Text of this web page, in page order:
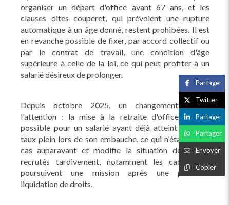
organiser un départ d'office avant 67 ans, et les
clauses dites couperet, qui prévoient une rupture
automatique à un âge donné, restent prohibées. Il est
en revanche possible de fixer, par accord collectif ou
par le contrat de travail, une condition d'âge
supérieure à celle de la loi, ce qui peut profiter à un
salarié désireux de prolonger.
Depuis octobre 2025, un changement mérite
l'attention : la mise à la retraite d'office devient
possible pour un salarié ayant déjà atteint l'âge du
taux plein lors de son embauche, ce qui n'était pas le
cas auparavant et modifie la situation des actifs
recrutés tardivement, notamment les cadres qui
poursuivent une mission après une première
liquidation de droits.
Partager
Twitter
Partager
Partager
Envoyer
Copier